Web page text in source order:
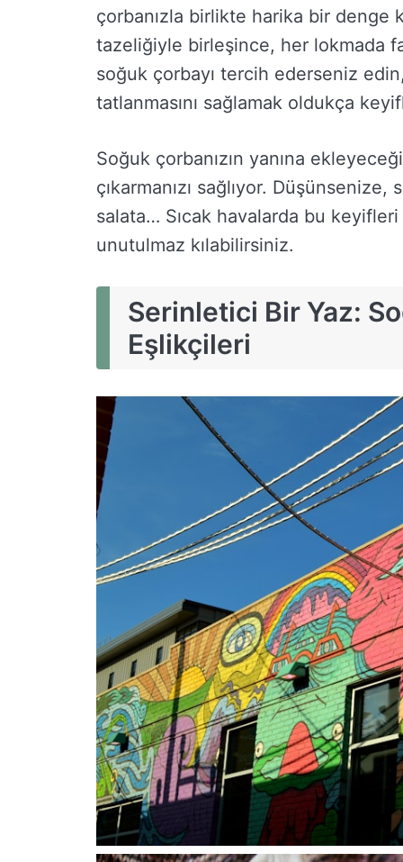
çorbanızla birlikte harika bir denge
tazeliğiyle birleşince, her lokmada
soğuk çorbayı tercih ederseniz
tatlanmasını sağlamak oldukça
Soğuk çorbanızın yanına
çıkarmanızı sağlıyor.
salata… Sıcak havalarda bu
unutulmaz kılabilirsiniz.
Serinletici Bir Yaz:
Eşlikçileri